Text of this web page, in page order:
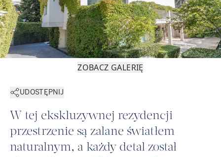
ZOBACZ GALERIĘ
UDOSTĘPNIJ
W tej ekskluzywnej rezydencji
przestrzenie są zalane światłem
naturalnym, a każdy detal został